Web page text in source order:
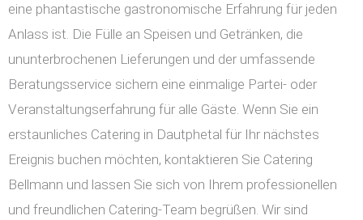
eine phantastische gastronomische Erfahrung für jeden
Anlass ist. Die Fülle an Speisen und Getränken, die
ununterbrochenen Lieferungen und der umfassende
Beratungsservice sichern eine einmalige Partei- oder
Veranstaltungserfahrung für alle Gäste. Wenn Sie ein
erstaunliches Catering in Dautphetal für Ihr nächstes
Ereignis buchen möchten, kontaktieren Sie Catering
Bellmann und lassen Sie sich von Ihrem professionellen
und freundlichen Catering-Team begrüßen. Wir sind